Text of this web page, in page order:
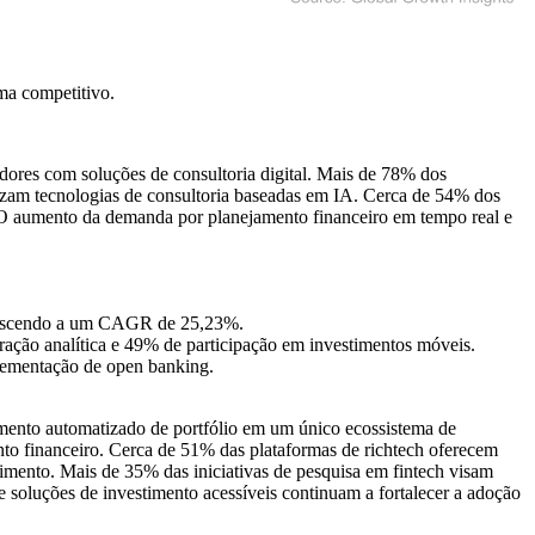
competitivo.
com soluções de consultoria digital. Mais de 78% dos
tecnologias de consultoria baseadas em IA. Cerca de 54% dos
aumento da demanda por planejamento financeiro em tempo real e
a um CAGR de 25,23%.
analítica e 49% de participação em investimentos móveis.
de open banking.
automatizado de portfólio em um único ecossistema de
financeiro. Cerca de 51% das plataformas de richtech oferecem
Mais de 35% das iniciativas de pesquisa em fintech visam
de investimento acessíveis continuam a fortalecer a adoção